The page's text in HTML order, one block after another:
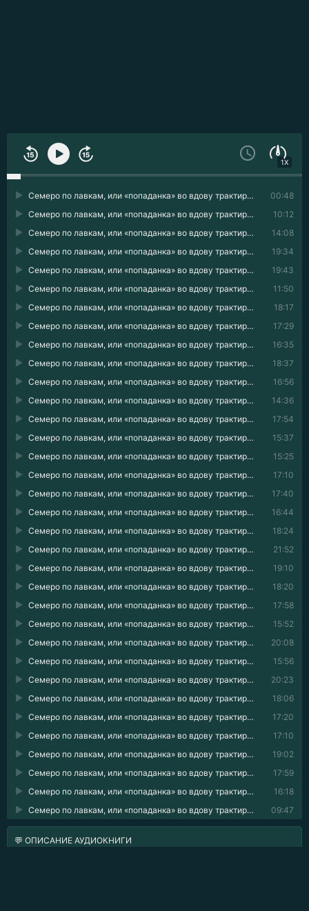
1X
00:48
Семеро по лавкам, или «попаданка» во вдову трактирщика 01
10:12
Семеро по лавкам, или «попаданка» во вдову трактирщика 02
14:08
Семеро по лавкам, или «попаданка» во вдову трактирщика 03
19:34
Семеро по лавкам, или «попаданка» во вдову трактирщика 04
19:43
Семеро по лавкам, или «попаданка» во вдову трактирщика 05
11:50
Семеро по лавкам, или «попаданка» во вдову трактирщика 06
18:17
Семеро по лавкам, или «попаданка» во вдову трактирщика 07
17:29
Семеро по лавкам, или «попаданка» во вдову трактирщика 08
16:35
Семеро по лавкам, или «попаданка» во вдову трактирщика 09
18:37
Семеро по лавкам, или «попаданка» во вдову трактирщика 10
16:56
Семеро по лавкам, или «попаданка» во вдову трактирщика 11
14:36
Семеро по лавкам, или «попаданка» во вдову трактирщика 12
17:54
Семеро по лавкам, или «попаданка» во вдову трактирщика 13
15:37
Семеро по лавкам, или «попаданка» во вдову трактирщика 14
15:25
Семеро по лавкам, или «попаданка» во вдову трактирщика 15
17:10
Семеро по лавкам, или «попаданка» во вдову трактирщика 16
17:40
Семеро по лавкам, или «попаданка» во вдову трактирщика 17
16:44
Семеро по лавкам, или «попаданка» во вдову трактирщика 18
18:24
Семеро по лавкам, или «попаданка» во вдову трактирщика 19
21:52
Семеро по лавкам, или «попаданка» во вдову трактирщика 20
19:10
Семеро по лавкам, или «попаданка» во вдову трактирщика 21
18:20
Семеро по лавкам, или «попаданка» во вдову трактирщика 22
17:58
Семеро по лавкам, или «попаданка» во вдову трактирщика 23
15:52
Семеро по лавкам, или «попаданка» во вдову трактирщика 24
20:08
Семеро по лавкам, или «попаданка» во вдову трактирщика 25
15:56
Семеро по лавкам, или «попаданка» во вдову трактирщика 26
20:23
Семеро по лавкам, или «попаданка» во вдову трактирщика 27
18:06
Семеро по лавкам, или «попаданка» во вдову трактирщика 28
17:20
Семеро по лавкам, или «попаданка» во вдову трактирщика 29
17:10
Семеро по лавкам, или «попаданка» во вдову трактирщика 30
19:02
Семеро по лавкам, или «попаданка» во вдову трактирщика 31
17:59
Семеро по лавкам, или «попаданка» во вдову трактирщика 32
16:18
Семеро по лавкам, или «попаданка» во вдову трактирщика 33
09:47
Семеро по лавкам, или «попаданка» во вдову трактирщика 34
💬 ОПИСАНИЕ АУДИОКНИГИ